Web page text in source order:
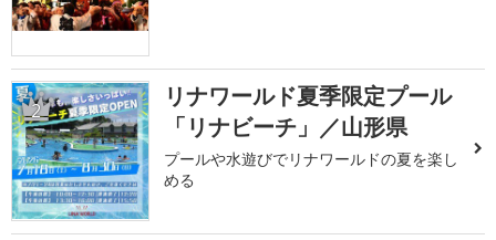
2
リナワールド夏季限定プール
「リナビーチ」／山形県
プールや水遊びでリナワールドの夏を楽し
める